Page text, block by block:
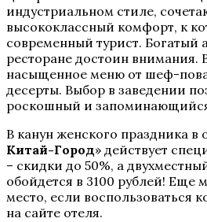
индустриальном стиле,
высококлассный комфорт, к
современный турист. Богатый
ресторане достоин внимания.
насыщенное меню от шеф-
десерты. Выбор в заведении
роскошный и
В канун женского праздника в
Китай-Город» действует
– скидки до 50%, а
обойдется в 3100 рублей! Еще
место, если воспользоваться
на сайте отеля.